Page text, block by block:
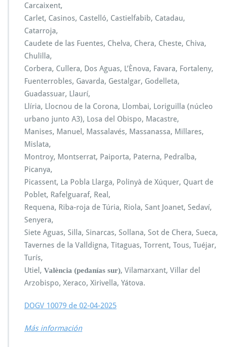
Carcaixent,
Carlet, Casinos, Castelló, Castielfabib, Catadau,
Catarroja,
Caudete de las Fuentes, Chelva, Chera, Cheste, Chiva,
Chulilla,
Corbera, Cullera, Dos Aguas, L’Ènova, Favara, Fortaleny,
Fuenterrobles, Gavarda, Gestalgar, Godelleta,
Guadassuar, Llaurí,
Llíria, Llocnou de la Corona, Llombai, Loriguilla (núcleo
urbano junto A3), Losa del Obispo, Macastre,
Manises, Manuel, Massalavés, Massanassa, Millares,
Mislata,
Montroy, Montserrat, Paiporta, Paterna, Pedralba,
Picanya,
Picassent, La Pobla Llarga, Polinyà de Xúquer, Quart de
Poblet, Rafelguaraf, Real,
Requena, Riba-roja de Túria, Riola, Sant Joanet, Sedaví,
Senyera,
Siete Aguas, Silla, Sinarcas, Sollana, Sot de Chera, Sueca,
Tavernes de la Valldigna, Titaguas, Torrent, Tous, Tuéjar,
Turís,
Utiel, València (pedanías sur), Vilamarxant, Villar del
Arzobispo, Xeraco, Xirivella, Yátova.
DOGV 10079 de 02-04-2025
Más información